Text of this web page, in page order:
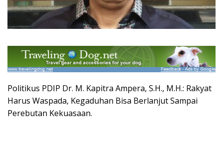
Politikus PDIP Dr. M. Kapitra Ampera, S.H., M.H.: Rakyat
Harus Waspada, Kegaduhan Bisa Berlanjut Sampai
Perebutan Kekuasaan.